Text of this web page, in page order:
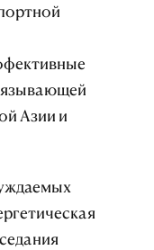
Азии и